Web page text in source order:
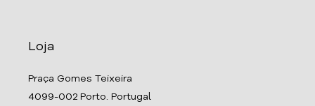
Loja
Praça Gomes Teixeira
4099-002 Porto. Portugal